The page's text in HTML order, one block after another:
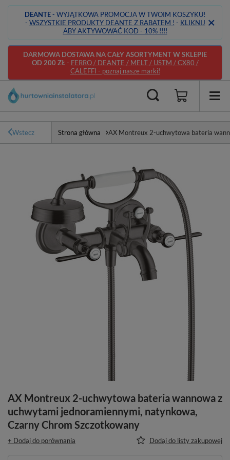
DEANTE- WYJĄTKOWA PROMOCJA W TWOIM KOSZYKU!
- WSZYSTKIE PRODUKTY DEANTE Z RABATEM ! - KLIKNIJ
ABY AKTYWOWAĆ KOD - 10% !!!!
DARMOWA DOSTAWA NA CAŁY ASORTYMENT W SKLEPIE
OD 200 ZŁ- FERRO / DEANTE / MELT / USTM / CX80 /
CALEFFI - poznaj nasze marki!
Wstecz Strona główna AX Montreux 2-uchwytowa bateria
AX Montreux 2-uchwytowa bateria wannowa z
uchwytami jednoramiennymi, natynkowa,
Czarny Chrom Szczotkowany
+ Dodaj do porównania Dodaj do listy zakupowej